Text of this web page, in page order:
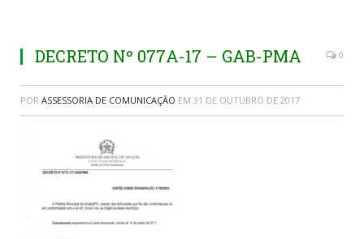
DECRETO Nº 077A-17 – GAB-PMA 0
POR ASSESSORIA DE COMUNICAÇÃO EM 31 DE OUTUBRO DE 2017